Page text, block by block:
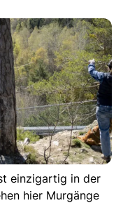
einzigartig in der
hier Murgänge